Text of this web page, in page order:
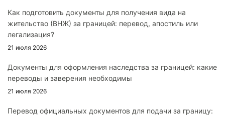
Как подготовить документы для получения вида на
жительство (ВНЖ) за границей: перевод, апостиль или
легализация?
21 июля 2026
Документы для оформления наследства за границей: какие
переводы и заверения необходимы
21 июля 2026
Перевод официальных документов для подачи за границу: